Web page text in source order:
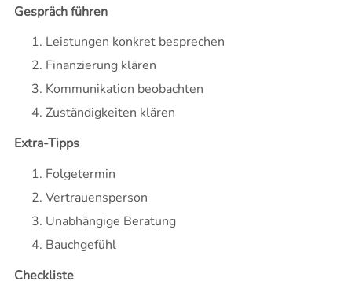
Gespräch führen
Leistungen konkret besprechen
Finanzierung klären
Kommunikation beobachten
Zuständigkeiten klären
Extra-Tipps
Folgetermin
Vertrauensperson
Unabhängige Beratung
Bauchgefühl
Checkliste